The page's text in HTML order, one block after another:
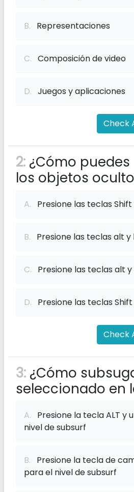
B. Representaciones
C. Composición de video
D. Juegos y aplicaciones
Check
2: ¿Cómo
los objetos
A. Presione las teclas Shift
B. Presione las teclas alt y
C. Presione las teclas alt y
D. Presione las teclas Shift
Check
3: ¿Cómo
seleccionado en
A. Presione la tecla ALT y
nivel de subsurf
B. Presione la tecla de
para el nivel de subsurf